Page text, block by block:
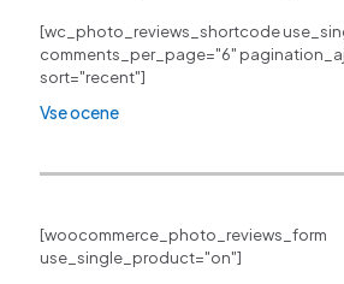
[wc_photo_reviews_shortcode
comments_per_page="6"
sort="recent"]
Vse ocene
[woocommerce_photo_reviews_form
use_single_product="on"]